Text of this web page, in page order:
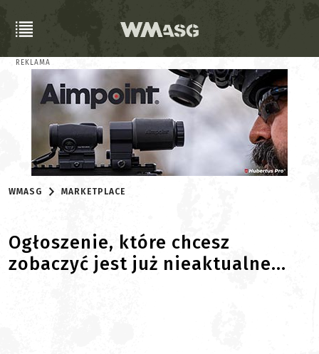
REKLAMA
WMASG MARKETPLACE
Ogłoszenie, które chcesz
zobaczyć jest już nieaktualne...